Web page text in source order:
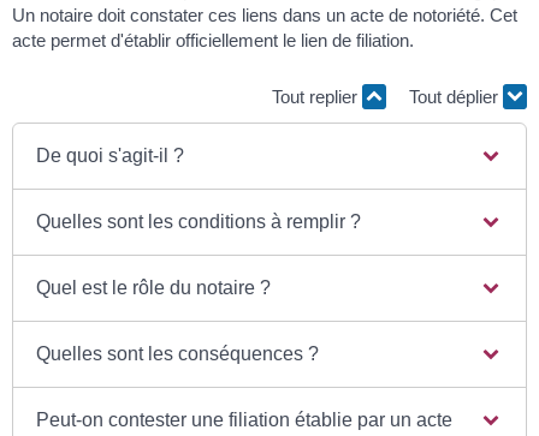
Un notaire doit constater ces liens dans un acte de notoriété. Cet
acte permet d'établir officiellement le lien de filiation.
Tout replier Tout déplier
De quoi s'agit-il ?
Quelles sont les conditions à remplir ?
Quel est le rôle du notaire ?
Quelles sont les conséquences ?
Peut-on contester une filiation établie par un acte